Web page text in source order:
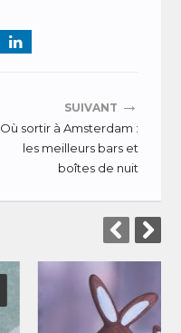
SUIVANT →
Où sortir à Amsterdam :
les meilleurs bars et
boîtes de nuit